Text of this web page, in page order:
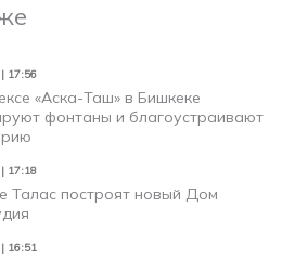
17:56
«Аска-Таш» в Бишкеке
фонтаны и благоустраивают
17:18
Талас построят новый Дом
16:51